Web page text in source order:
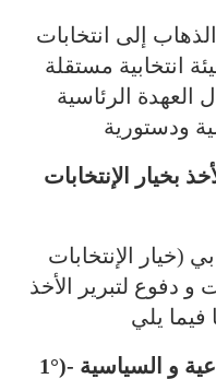
إلى انتخابات
انتخابية مستقلة
العهدة الرئاسية
بخيار الإنتخابات
(خيار الإنتخابات
و دفوع لتبرير الأخذ
1°)- الظروف الاقتصادية و الاجتماعية و السياسية